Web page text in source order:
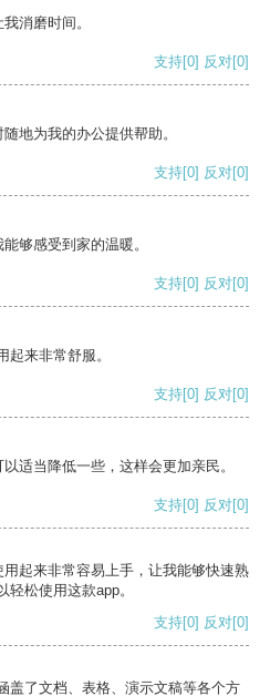
消磨时间。
支持[0] 反对[0]
地为我的办公提供帮助。
支持[0] 反对[0]
够感受到家的温暖。
支持[0] 反对[0]
来非常舒服。
支持[0] 反对[0]
适当降低一些，这样会更加亲民。
支持[0] 反对[0]
起来非常容易上手，让我能够快速熟
松使用这款app。
支持[0] 反对[0]
盖了文档、表格、演示文稿等各个方